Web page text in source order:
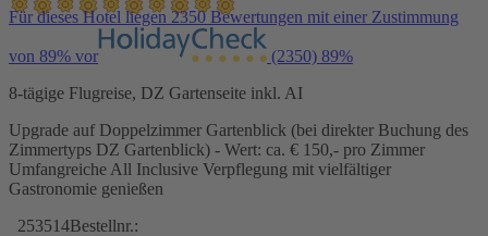
Für dieses Hotel liegen 2350 Bewertungen mit einer Zustimmung
von 89% vor (2350) 89%
8-tägige Flugreise, DZ Gartenseite inkl. AI
Upgrade auf Doppelzimmer Gartenblick (bei direkter Buchung des
Zimmertyps DZ Gartenblick) - Wert: ca. € 150,- pro Zimmer
Umfangreiche All Inclusive Verpflegung mit vielfältiger
Gastronomie genießen
253514Bestellnr.: